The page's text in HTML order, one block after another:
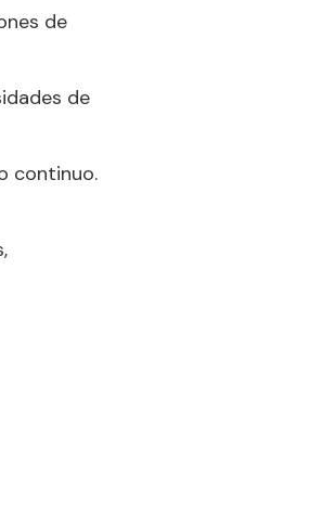
de
de
continuo.